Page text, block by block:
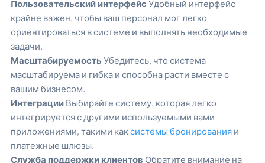
Пользовательский интерфейс Удобный интерфейс
крайне важен, чтобы ваш персонал мог легко
ориентироваться в системе и выполнять необходимые
задачи.
Масштабируемость Убедитесь, что система
масштабируема и гибка и способна расти вместе с
вашим бизнесом.
Интеграции Выбирайте систему, которая легко
интегрируется с другими используемыми вами
приложениями, такими каксистемы бронирования и
платежные шлюзы.
Служба поддержки клиентов Обратите внимание на